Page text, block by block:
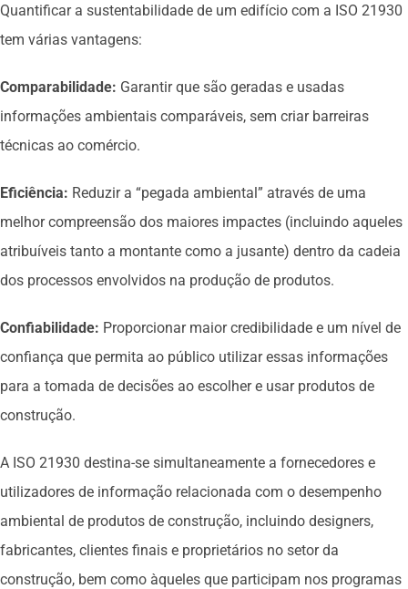
Quantificar a sustentabilidade de um edifício com a ISO 21930
tem várias vantagens:
Comparabilidade: Garantir que são geradas e usadas
informações ambientais comparáveis, sem criar barreiras
técnicas ao comércio.
Eficiência: Reduzir a “pegada ambiental” através de uma
melhor compreensão dos maiores impactes (incluindo aqueles
atribuíveis tanto a montante como a jusante) dentro da cadeia
dos processos envolvidos na produção de produtos.
Confiabilidade: Proporcionar maior credibilidade e um nível de
confiança que permita ao público utilizar essas informações
para a tomada de decisões ao escolher e usar produtos de
construção.
A ISO 21930 destina-se simultaneamente a fornecedores e
utilizadores de informação relacionada com o desempenho
ambiental de produtos de construção, incluindo designers,
fabricantes, clientes finais e proprietários no setor da
construção, bem como àqueles que participam nos programas